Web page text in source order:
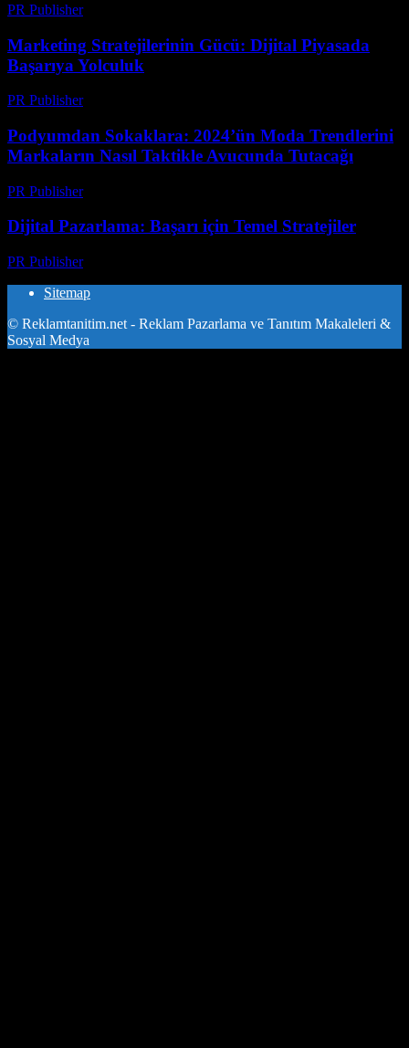
PR Publisher-
Marketing Stratejilerinin Gücü: Dijital Piyasada
Başarıya Yolculuk
PR Publisher-
Podyumdan Sokaklara: 2024’ün Moda Trendlerini
Markaların Nasıl Taktikle Avucunda Tutacağı
PR Publisher-
Dijital Pazarlama: Başarı için Temel Stratejiler
PR Publisher-
Sitemap
© Reklamtanitim.net - Reklam Pazarlama ve Tanıtım Makaleleri &
Sosyal Medya